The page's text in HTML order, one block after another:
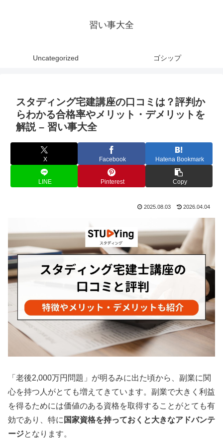
習い事大全
Uncategorized ゴシップ
スタディング宅建講座の口コミは？評判か
らわかる合格率やメリット・デメリットを
解説 – 習い事大全
X Facebook Hatena Bookmark
LINE Pinterest Copy
2025.08.03 2026.04.04
「老後2,000万円問題」が明るみに出た頃から、副業に関
心を持つ人がとても増えてきています。副業で大きく利益
を得るためには価値のある資格を取得することがとても有
効であり、特に 国家資格を持っておくと大きなアドバンテ
ージとなります。